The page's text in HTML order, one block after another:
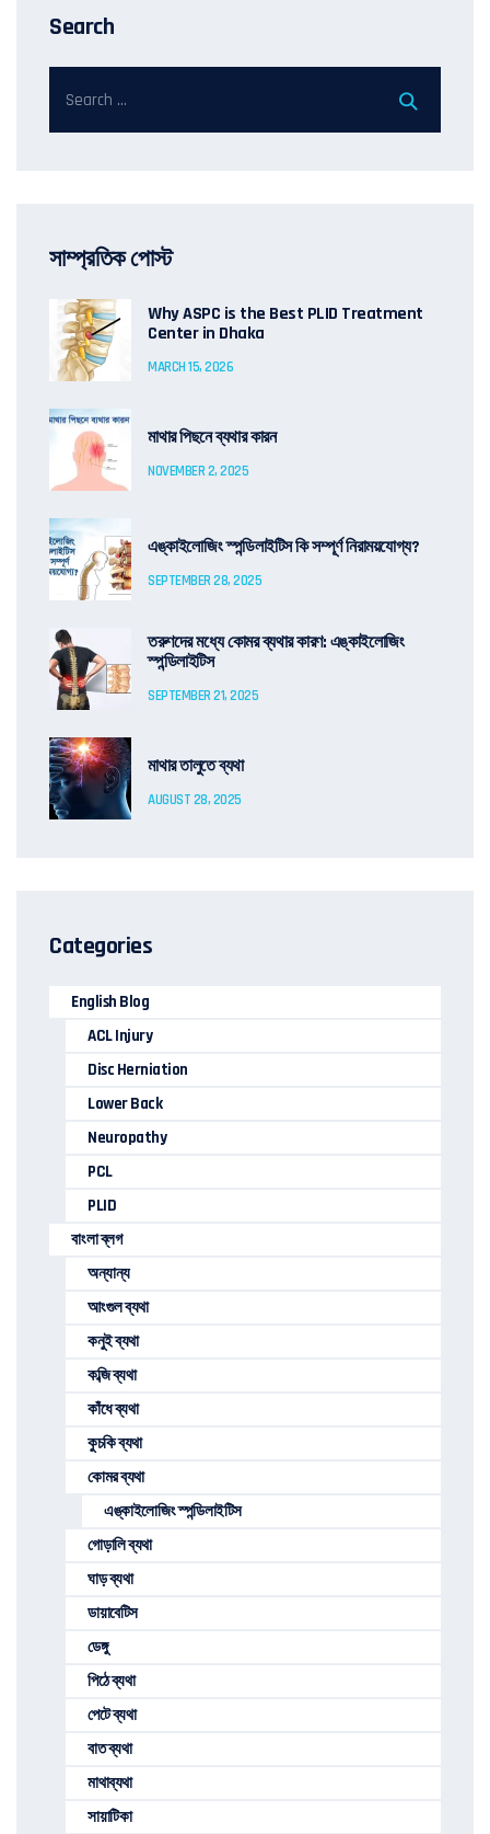
Search
সাম্প্রতিক পোস্ট
Why ASPC is the Best PLID Treatment
Center in Dhaka
MARCH 15, 2026
মাথার পিছনে ব্যথার কারন
NOVEMBER 2, 2025
এঙ্কাইলোজিং স্পন্ডিলাইটিস কি সম্পূর্ণ নিরাময়যোগ্য?
SEPTEMBER 28, 2025
তরুণদের মধ্যে কোমর ব্যথার কারণ: এঙ্কাইলোজিং
স্পন্ডিলাইটিস
SEPTEMBER 21, 2025
মাথার তালুতে ব্যথা
AUGUST 28, 2025
Categories
English Blog
ACL Injury
Disc Herniation
Lower Back
Neuropathy
PCL
PLID
বাংলা ব্লগ
অন্যান্য
আংগুল ব্যথা
কনুই ব্যথা
কব্জি ব্যথা
কাঁধে ব্যথা
কুচকি ব্যথা
কোমর ব্যথা
এঙ্কাইলোজিং স্পন্ডিলাইটিস
গোড়ালি ব্যথা
ঘাড় ব্যথা
ডায়াবেটিস
ডেঙ্গু
পিঠে ব্যথা
পেটে ব্যথা
বাত ব্যথা
মাথাব্যথা
সায়াটিকা